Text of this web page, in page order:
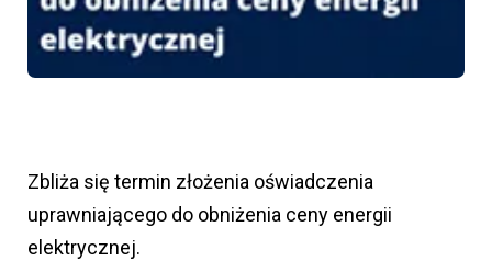
Zbliża się termin złożenia oświadczenia
uprawniającego do obniżenia ceny energii
elektrycznej.